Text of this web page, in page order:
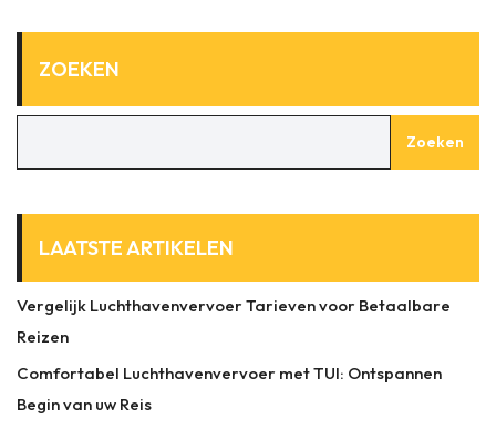
ZOEKEN
Zoeken
LAATSTE ARTIKELEN
Vergelijk Luchthavenvervoer Tarieven voor Betaalbare
Reizen
Comfortabel Luchthavenvervoer met TUI: Ontspannen
Begin van uw Reis